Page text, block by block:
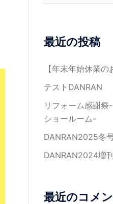
最近の投稿
【年末年始休業の
テストDANRAN
リフォーム感謝
ショールーム-
DANRAN2025冬
DANRAN2024増
最近のコメ